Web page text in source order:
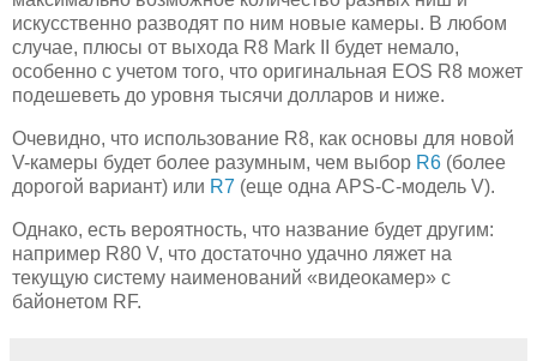
искусственно разводят по ним новые камеры. В любом
случае, плюсы от выхода R8 Mark II будет немало,
особенно с учетом того, что оригинальная EOS R8 может
подешеветь до уровня тысячи долларов и ниже.
Очевидно, что использование R8, как основы для новой
V-камеры будет более разумным, чем выбор R6 (более
дорогой вариант) или R7 (еще одна APS-C-модель V).
Однако, есть вероятность, что название будет другим:
например R80 V, что достаточно удачно ляжет на
текущую систему наименований «видеокамер» с
байонетом RF.